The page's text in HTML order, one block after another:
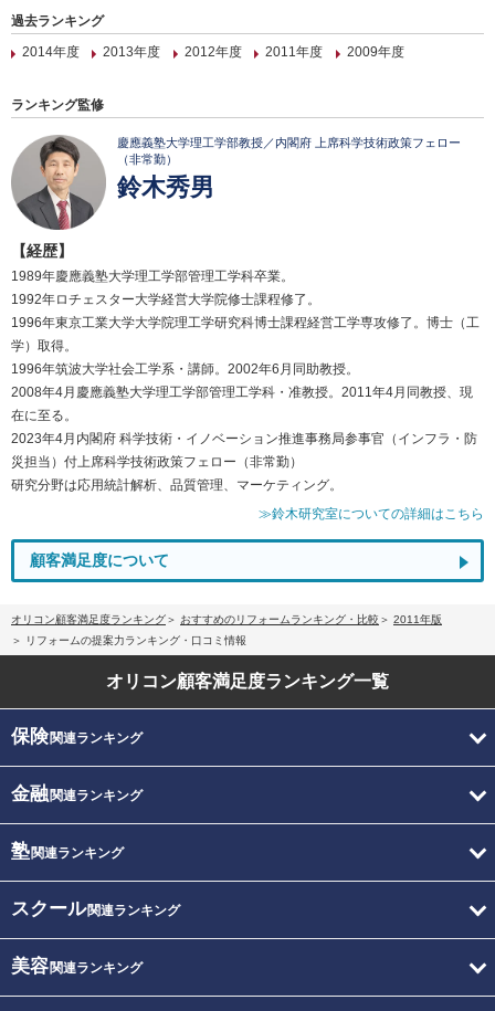
過去ランキング
2014年度
2013年度 2012年度 2011年度 2009年度
ランキング監修
慶應義塾大学理工学部教授／内閣府 上席科学技術政策フェロー
（非常勤）
鈴木秀男
【経歴】
1989年慶應義塾大学理工学部管理工学科卒業。
1992年ロチェスター大学経営大学院修士課程修了。
1996年東京工業大学大学院理工学研究科博士課程経営工学専攻修了。博士（工
学）取得。
1996年筑波大学社会工学系・講師。2002年6月同助教授。
2008年4月慶應義塾大学理工学部管理工学科・准教授。2011年4月同教授、現
在に至る。
2023年4月内閣府 科学技術・イノベーション推進事務局参事官（インフラ・防
災担当）付上席科学技術政策フェロー（非常勤）
研究分野は応用統計解析、品質管理、マーケティング。
≫鈴木研究室についての詳細はこちら
顧客満足度について
オリコン顧客満足度ランキング おすすめのリフォームランキング・比較
2011年版
リフォームの提案力ランキング・口コミ情報
オリコン顧客満足度ランキング一覧
保険関連ランキング
金融関連ランキング
塾関連ランキング
スクール関連ランキング
美容関連ランキング